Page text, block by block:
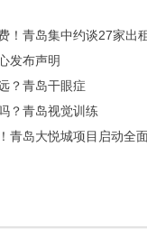
！青岛集中约谈27家出
发布声明
？青岛干眼症
？青岛视觉训练